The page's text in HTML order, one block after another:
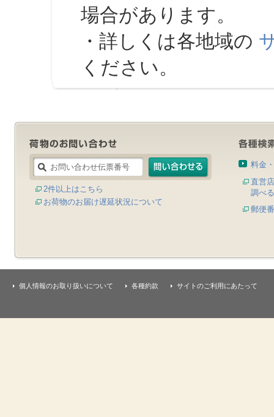
場合があります。
・詳しくは各地域の
ください。
2件以上はこちら
お荷物のお届け遅延状況について
料金
直営
調べる
郵便
個人情報のお取り扱いについて 各種約款 サイトのご利用にあたって